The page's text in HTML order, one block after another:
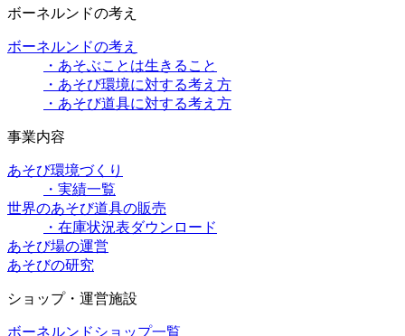
ボーネルンドの考え
ボーネルンドの考え
・あそぶことは生きること
・あそび環境に対する考え方
・あそび道具に対する考え方
事業内容
あそび環境づくり
・実績一覧
世界のあそび道具の販売
・在庫状況表ダウンロード
あそび場の運営
あそびの研究
ショップ・運営施設
ボーネルンドショップ一覧